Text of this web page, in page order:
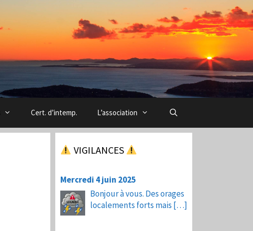
Cert. d’intemp. L’association
VIGILANCES
Mercredi 4 juin 2025
Bonjour à vous. Des orages
localements forts mais […]